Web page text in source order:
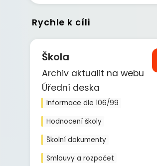
Rychle k cíli
Škola
Archiv aktualit na webu
Úřední deska
Informace dle 106/99
Hodnocení školy
Školní dokumenty
Smlouvy a rozpočet